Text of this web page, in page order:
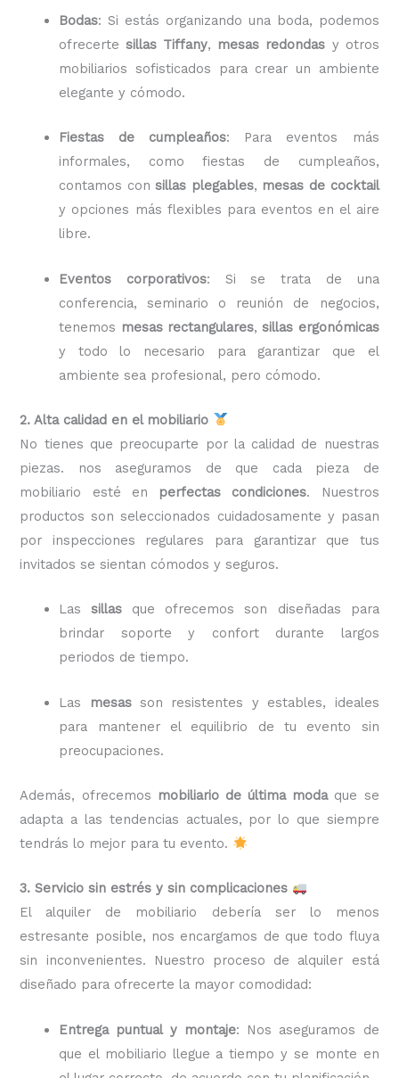
Bodas: Si estás organizando una boda, podemos
ofrecertesillas Tiffany, mesas redondas y otros
mobiliarios sofisticados para crear un ambiente
elegante y cómodo.
Fiestas de cumpleaños: Para eventos más
informales, como fiestas de cumpleaños,
contamos consillas plegables, mesas de cocktail
y opciones más flexibles para eventos en el aire
libre.
Eventos corporativos: Si se trata de una
conferencia, seminario o reunión de negocios,
tenemos mesas rectangulares,sillas ergonómicas
y todo lo necesario para garantizar que el
ambiente sea profesional, pero cómodo.
2. Alta calidad en el mobiliario
No tienes que preocuparte por la calidad de nuestras
piezas. nos aseguramos de que cada pieza de
mobiliario esté en
perfectas condiciones. Nuestros
productos son seleccionados cuidadosamente y pasan
por inspecciones regulares para garantizar que tus
invitados se sientan cómodos y seguros.
Lassillas que ofrecemos son diseñadas para
brindar soporte y confort durante largos
periodos de tiempo.
Las mesasson resistentes y estables, ideales
para mantener el equilibrio de tu evento sin
preocupaciones.
Además, ofrecemos mobiliario de última modaque se
adapta a las tendencias actuales, por lo que siempre
tendrás lo mejor para tu evento.
3. Servicio sin estrés y sin complicaciones
El alquiler de mobiliario debería ser lo menos
estresante posible, nos encargamos de que todo fluya
sin inconvenientes. Nuestro proceso de alquiler está
diseñado para ofrecerte la mayor comodidad:
Entrega puntual y montaje: Nos aseguramos de
que el mobiliario llegue a tiempo y se monte en